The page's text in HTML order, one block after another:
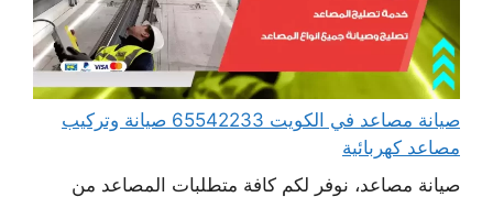
صيانة مصاعد في الكويت 65542233 صيانة وتركيب
مصاعد كهربائية
صيانة مصاعد، نوفر لكم كافة متطلبات المصاعد من